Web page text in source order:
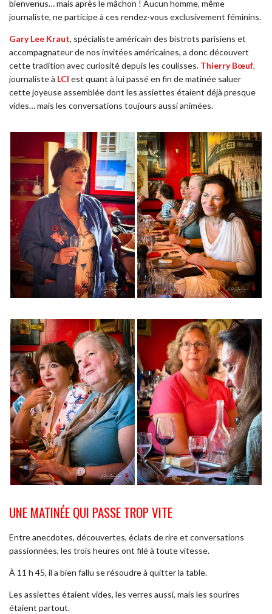
bienvenus… mais après le mâchon ! Aucun homme, même
journaliste, ne participe à ces rendez-vous exclusivement féminins.
Gary Lee Kraut, spécialiste américain des bistrots parisiens et
accompagnateur de nos invitées américaines, a donc découvert
cette tradition avec curiosité depuis les coulisses. Thierry Bœuf,
journaliste à LCI est quant à lui passé en fin de matinée saluer
cette joyeuse assemblée dont les assiettes étaient déjà presque
vides… mais les conversations toujours aussi animées.
UNE MATINÉE QUI PASSE TROP VITE
Entre anecdotes, découvertes, éclats de rire et conversations
passionnées, les trois heures ont filé à toute vitesse.
À 11 h 45, il a bien fallu se résoudre à quitter la table.
Les assiettes étaient vides, les verres aussi, mais les sourires
étaient partout.